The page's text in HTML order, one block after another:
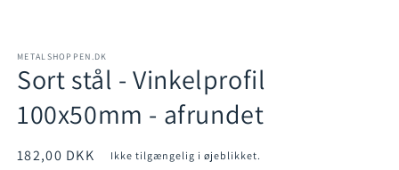
1
modus
METALSHOPPEN.DK
Sort stål - Vinkelprofil
100x50mm - afrundet
Normalpris
182,00 DKK Ikke tilgængelig i øjeblikket.